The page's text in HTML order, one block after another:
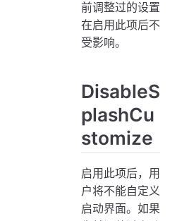
前调整过的设置
在启用此项后不
受影响。
DisableS
plashCu
stomize
启用此项后，用
户将不能自定义
启动界面。如果